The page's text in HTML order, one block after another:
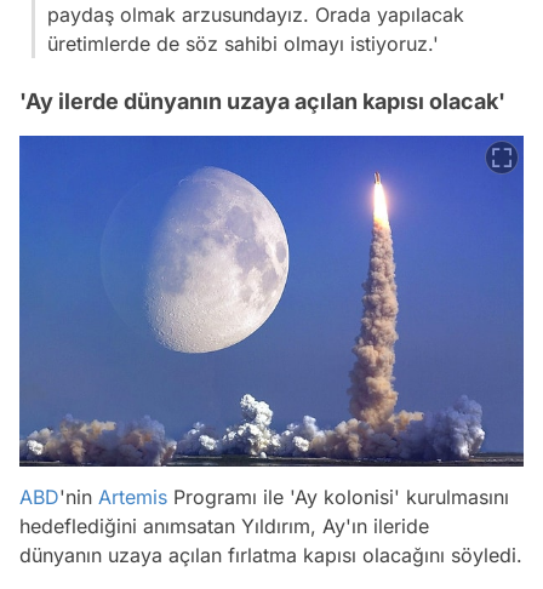
paydaş olmak arzusundayız. Orada yapılacak
üretimlerde de söz sahibi olmayı istiyoruz.'
'Ay ilerde dünyanın uzaya açılan kapısı olacak'
ABD'nin Artemis Programı ile 'Ay kolonisi' kurulmasını
hedeflediğini anımsatan Yıldırım, Ay'ın ileride
dünyanın uzaya açılan fırlatma kapısı olacağını söyledi.